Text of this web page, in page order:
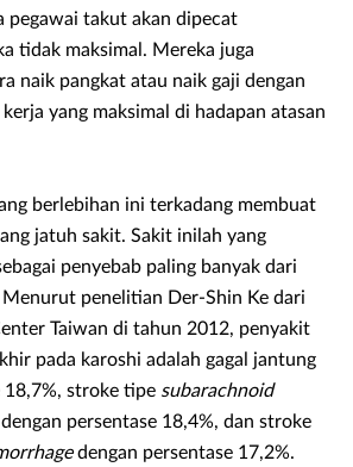
pegawai takut akan dipecat
tidak maksimal. Mereka juga
naik pangkat atau naik gaji dengan
yang maksimal di hadapan atasan
berlebihan ini terkadang membuat
jatuh sakit. Sakit inilah yang
penyebab paling banyak dari
Menurut penelitian Der-Shin Ke dari
Taiwan di tahun 2012, penyakit
pada karoshi adalah gagal jantung
18,7%, stroke tipe subarachnoid
persentase 18,4%, dan stroke
dengan persentase 17,2%.